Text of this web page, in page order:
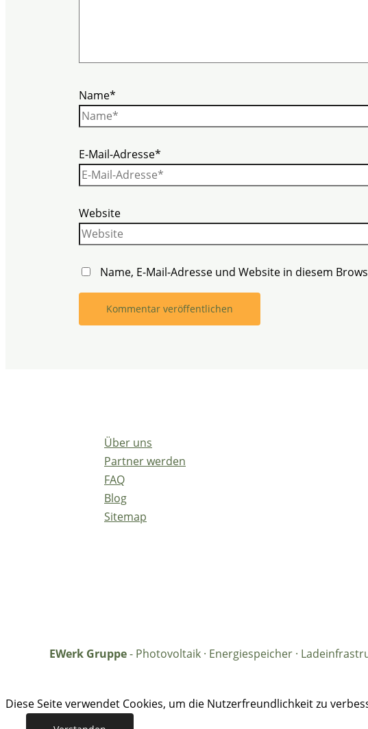
Name*
E-Mail-Adresse*
Website
Name, E-Mail-Adresse und Website in diesem
Über uns
Partner werden
FAQ
Blog
Sitemap
EWerk Gruppe- Photovoltaik · Energiespeicher ·
Diese Seite verwendet Cookies, um die Nutzerfreundlichkeit zu